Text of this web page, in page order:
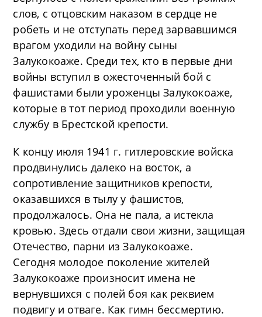
слов, с отцовским наказом в сердце не
робеть и не отступать перед зарвавшимся
врагом уходили на войну сыны
Залукокоаже. Среди тех, кто в первые дни
войны вступил в ожесточенный бой с
фашистами были уроженцы Залукокоаже,
которые в тот период проходили военную
службу в Брестской крепости.
К концу июля 1941 г. гитлеровские войска
продвинулись далеко на восток, а
сопротивление защитников крепости,
оказавшихся в тылу у фашистов,
продолжалось. Она не пала, а истекла
кровью. Здесь отдали свои жизни, защищая
Отечество, парни из Залукокоаже.
Сегодня молодое поколение жителей
Залукокоаже произносит имена не
вернувшихся с полей боя как реквием
подвигу и отваге. Как гимн бессмертию.